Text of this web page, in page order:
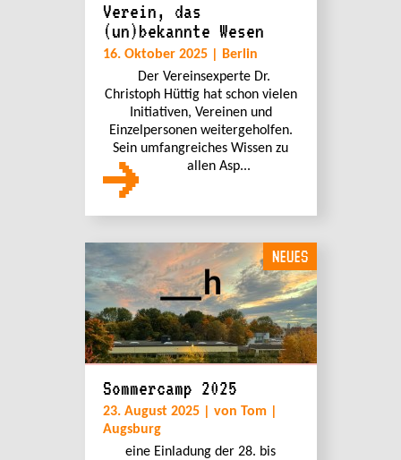
Verein, das
(un)bekannte Wesen
16. Oktober 2025 | Berlin
Der Vereinsexperte Dr.
Christoph Hüttig hat schon vielen
Initiativen, Vereinen und
Einzelpersonen weitergeholfen.
Sein umfangreiches Wissen zu
allen Asp...
NEUES
Sommercamp 2025
23. August 2025 | von Tom |
Augsburg
eine Einladung der 28. bis